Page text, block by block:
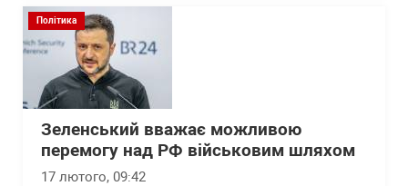
Політика
Зеленський вважає можливою
перемогу над РФ військовим шляхом
17 лютого, 09:42